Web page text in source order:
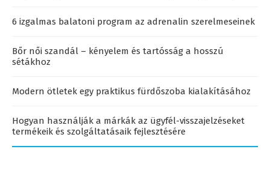
6 izgalmas balatoni program az adrenalin szerelmeseinek
Bőr női szandál – kényelem és tartósság a hosszú
sétákhoz
Modern ötletek egy praktikus fürdőszoba kialakításához
Hogyan használják a márkák az ügyfél-visszajelzéseket
termékeik és szolgáltatásaik fejlesztésére